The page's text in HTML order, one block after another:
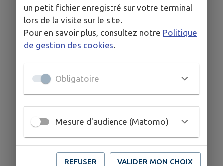
un petit fichier enregistré sur votre terminal
lors de la visite sur le site.
Pour en savoir plus, consultez notre Politique
de gestion des cookies
Obligatoire
Mesure d'audience (Matomo)
REFUSER VALIDER MON CHOIX